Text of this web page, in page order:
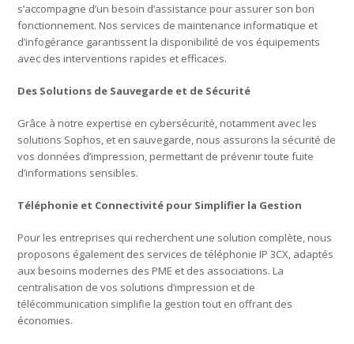
s’accompagne d’un besoin d’assistance pour assurer son bon
fonctionnement. Nos services de maintenance informatique et
d’infogérance garantissent la disponibilité de vos équipements
avec des interventions rapides et efficaces.
Des Solutions de Sauvegarde et de Sécurité
Grâce à notre expertise en cybersécurité, notamment avec les
solutions Sophos, et en sauvegarde, nous assurons la sécurité de
vos données d’impression, permettant de prévenir toute fuite
d’informations sensibles.
Téléphonie et Connectivité pour Simplifier la Gestion
Pour les entreprises qui recherchent une solution complète, nous
proposons également des services de téléphonie IP 3CX, adaptés
aux besoins modernes des PME et des associations. La
centralisation de vos solutions d’impression et de
télécommunication simplifie la gestion tout en offrant des
économies.